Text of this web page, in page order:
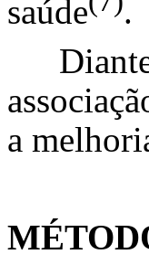
saúde
.
a